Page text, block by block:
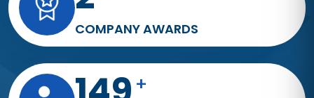
46+
TOTAL PRODUCTS